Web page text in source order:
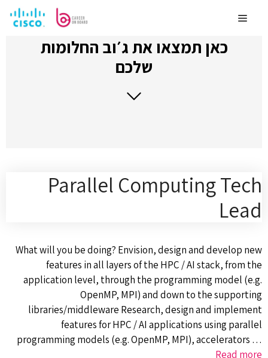
לתוכןMenu
כאן תמצאו את ג׳וב החלומות
שלכם
Parallel Computing Tech
Lead
What will you be doing? Envision, design and develop new
features in all layers of the HPC / AI stack, from the
application level, through the programming model (e.g.
OpenMP, MPI) and down to the supporting
libraries/middleware Research, design and implement
features for HPC / AI applications using parallel
programming models (e.g. OpenMP, MPI), accelerators …
Read more